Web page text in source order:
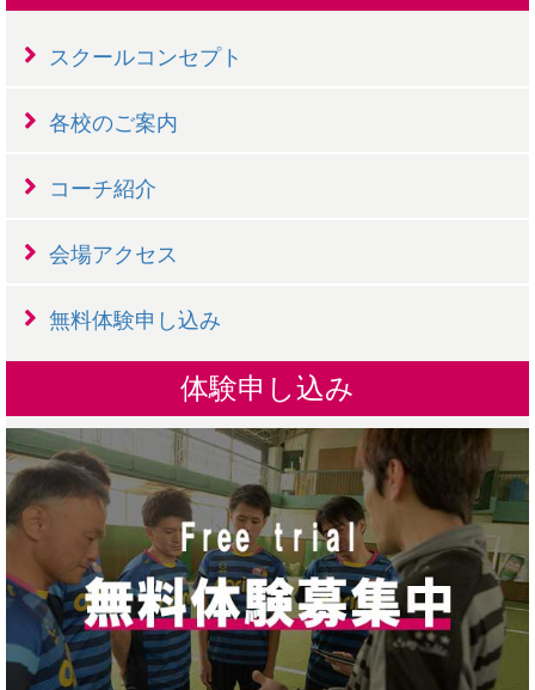
スクールコンセプト
各校のご案内
コーチ紹介
会場アクセス
無料体験申し込み
体験申し込み